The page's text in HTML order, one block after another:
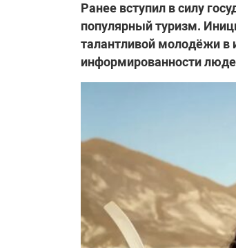
Ранее вступил в силу
популярный туризм.
талантливой молодёжи в
информированности